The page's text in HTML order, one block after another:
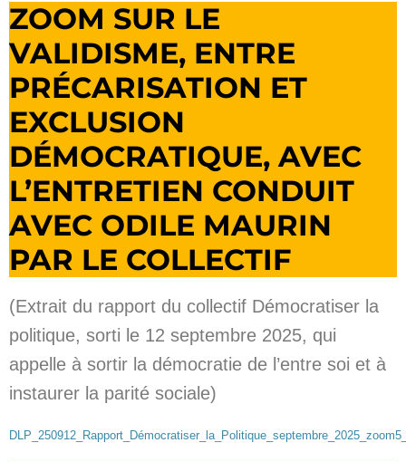
ZOOM SUR LE
VALIDISME, ENTRE
PRÉCARISATION ET
EXCLUSION
DÉMOCRATIQUE, AVEC
L’ENTRETIEN CONDUIT
AVEC ODILE MAURIN
PAR LE COLLECTIF
(Extrait du rapport du collectif Démocratiser la
politique, sorti le 12 septembre 2025, qui
appelle à sortir la démocratie de l’entre soi et à
instaurer la parité sociale)